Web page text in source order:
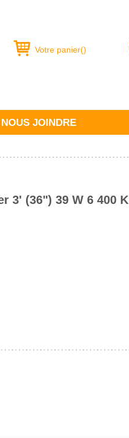
Votre panier()
NOUS JOINDRE
3' (36") 39 W 6 400 K